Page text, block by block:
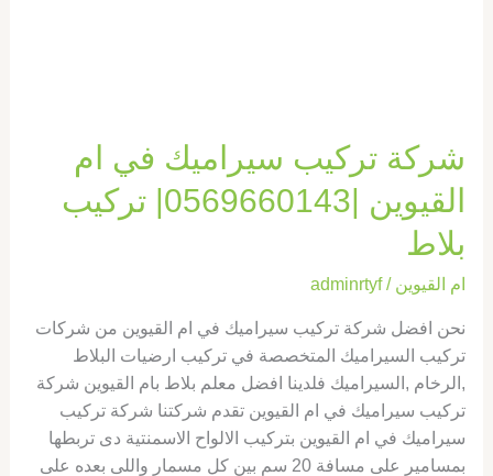
شركة تركيب سيراميك في ام
القيوين |0569660143| تركيب
بلاط
ام القيوين /
adminrtyf
نحن افضل شركة تركيب سيراميك في ام القيوين من شركات
تركيب السيراميك المتخصصة في تركيب ارضيات البلاط
,الرخام ,السيراميك فلدينا افضل معلم بلاط بام القيوين شركة
تركيب سيراميك في ام القيوين تقدم شركتنا شركة تركيب
سيراميك في ام القيوين بتركيب الالواح الاسمنتية دى تربطها
بمسامير على مسافة 20 سم بين كل مسمار واللى بعده على